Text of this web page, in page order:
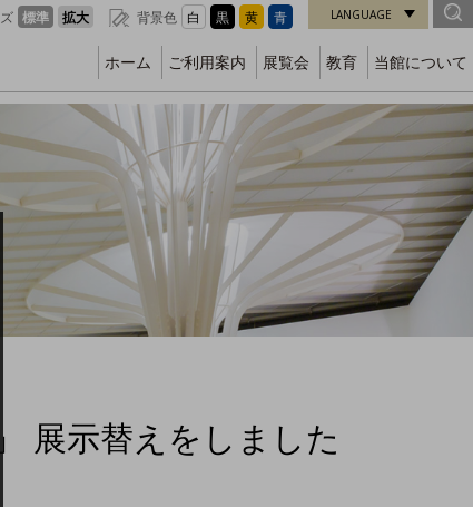
標準 拡大 背景色 白 黒 黄 青 LANGUAGE
ホーム ご利用案内 展覧会 教育 当館について
展示替えをしました